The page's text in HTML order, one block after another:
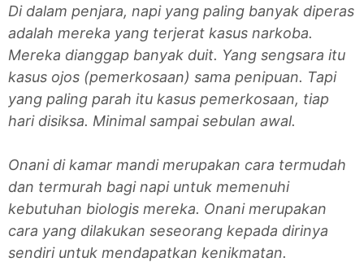
Di dalam penjara, napi yang paling banyak diperas
adalah mereka yang terjerat kasus narkoba.
Mereka dianggap banyak duit. Yang sengsara itu
kasus ojos (pemerkosaan) sama penipuan. Tapi
yang paling parah itu kasus pemerkosaan, tiap
hari disiksa. Minimal sampai sebulan awal.
Onani di kamar mandi merupakan cara termudah
dan termurah bagi napi untuk memenuhi
kebutuhan biologis mereka. Onani merupakan
cara yang dilakukan seseorang kepada dirinya
sendiri untuk mendapatkan kenikmatan.